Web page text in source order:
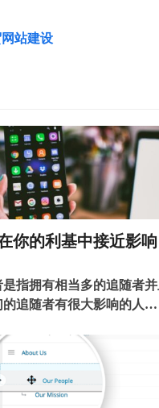
站建设
你的利基中接近影响
指拥有相当多的追随者并
的追随者有很大影响的人…